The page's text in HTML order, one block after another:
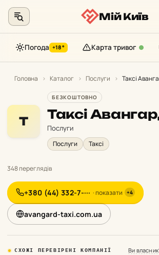
Мій Київ
Погода +18° Карта тривог
Головна › Каталог › Послуги › Таксі
Т
БЕЗКОШТОВНО
Таксі
Послуги
Послуги Таксі
348 переглядів
+380 (44) 332-7-··· · показати +4
avangard-taxi.com.ua
СХОЖІ ПЕРЕВІРЕНІ КОМПАНІЇ Ви